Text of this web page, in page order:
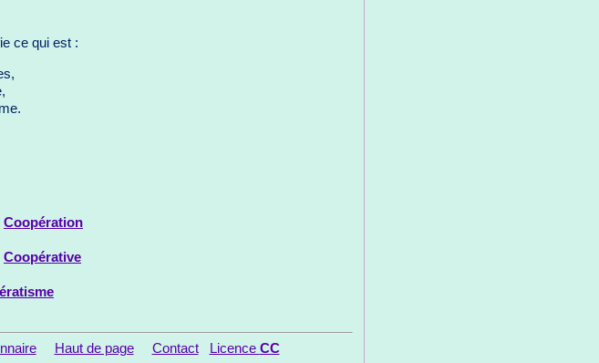
ce qui est :
Coopération
Coopérative
Haut de page Contact Licence CC